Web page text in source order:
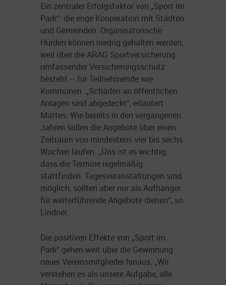
Ein zentraler Erfolgsfaktor von „Sport im
Park“: die enge Kooperation mit Städten
und Gemeinden. Organisatorische
Hürden können niedrig gehalten werden,
weil über die ARAG Sportversicherung
umfassender Versicherungsschutz
besteht – für Teilnehmende wie
Kommunen. „Schäden an öffentlichen
Anlagen sind abgedeckt“, erläutert
Mattes. Wie bereits in den vergangenen
Jahren sollen die Angebote über einen
Zeitraum von mindestens vier bis sechs
Wochen laufen. „Uns ist es wichtig,
dass die Termine regelmäßig
stattfinden. Tagesveranstaltungen sind
möglich, sollten aber nur als Aufhänger
für weiterführende Angebote dienen“, so
Lindner.
Die positiven Effekte von „Sport im
Park“ gehen weit über die Gewinnung
neuer Vereinsmitglieder hinaus. „Wir
verstehen es als unsere Aufgabe, alle